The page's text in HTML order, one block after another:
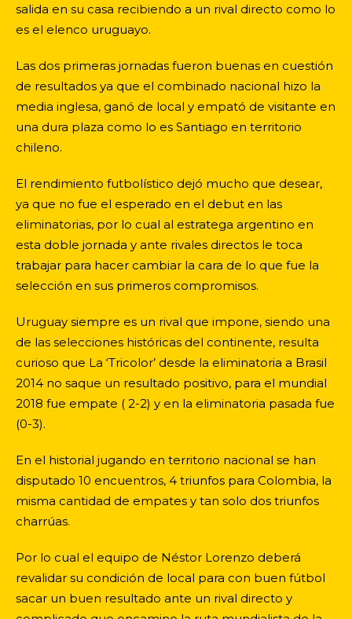
salida en su casa recibiendo a un rival directo como lo
es el elenco uruguayo.
Las dos primeras jornadas fueron buenas en cuestión
de resultados ya que el combinado nacional hizo la
media inglesa, ganó de local y empató de visitante en
una dura plaza como lo es Santiago en territorio
chileno.
El rendimiento futbolístico dejó mucho que desear,
ya que no fue el esperado en el debut en las
eliminatorias, por lo cual al estratega argentino en
esta doble jornada y ante rivales directos le toca
trabajar para hacer cambiar la cara de lo que fue la
selección en sus primeros compromisos.
Uruguay siempre es un rival que impone, siendo una
de las selecciones históricas del continente, resulta
curioso que La ‘Tricolor’ desde la eliminatoria a Brasil
2014 no saque un resultado positivo, para el mundial
2018 fue empate ( 2-2) y en la eliminatoria pasada fue
(0-3).
En el historial jugando en territorio nacional se han
disputado 10 encuentros, 4 triunfos para Colombia, la
misma cantidad de empates y tan solo dos triunfos
charrúas.
Por lo cual el equipo de Néstor Lorenzo deberá
revalidar su condición de local para con buen fútbol
sacar un buen resultado ante un rival directo y